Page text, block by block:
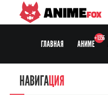
ANIMEFOX
ГЛАВНАЯ АНИМЕ
+1356
НАВИГАЦИЯ